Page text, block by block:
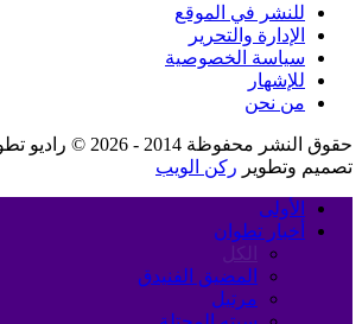
للنشر في الموقع
الإدارة والتحرير
سياسة الخصوصية
للإشهار
من نحن
حقوق النشر محفوظة 2014 - 2026 © راديو تطوان
تصميم وتطوير ركن الويب
الأولى
أخبار تطوان
الكل
المضيق الفنيدق
مرتيل